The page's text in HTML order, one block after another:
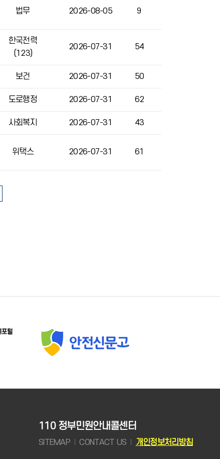
법무 2026-08-05 9
한국전력
(123)
2026-07-31 54
보건 2026-07-31 50
도로행정 2026-07-31 62
사회복지 2026-07-31 43
위택스 2026-07-31 61
110 정부민원안내콜센터
SITEMAP CONTACT US 개인정보처리방침